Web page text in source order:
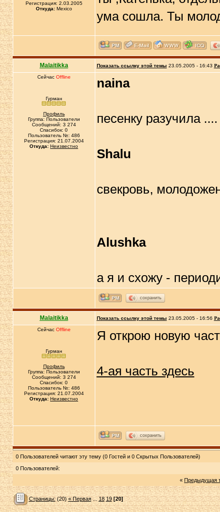
Регистрация: 2.03.2005
Откуда:Mexico
ума сошла. Ты
Malaitikka Показать ссылку этой темы 23.05.2005 - 16:43
Сейчас Offline
Гурман
Профиль
Группа: Пользователи
Сообщений: 3 274
Спасибок: 0
Пользователь №: 486
Регистрация: 21.07.2004
Откуда: Неизвестно
naina
песенку разучила
Shalu
свекровь,
Alushka
а я и схожу -
сохранить
Malaitikka Показать ссылку этой темы 23.05.2005 - 16:56
Сейчас Offline
Гурман
Профиль
Группа: Пользователи
Сообщений: 3 274
Спасибок: 0
Пользователь №: 486
Регистрация: 21.07.2004
Откуда: Неизвестно
Я открою новую
4-ая часть здесь
сохранить
0 Пользователей читают эту тему (0 Гостей и 0 Скрытых Пользователей)
0 Пользователей:
« Предыдущая
Страницы:(20)« Первая...18 19 [20]